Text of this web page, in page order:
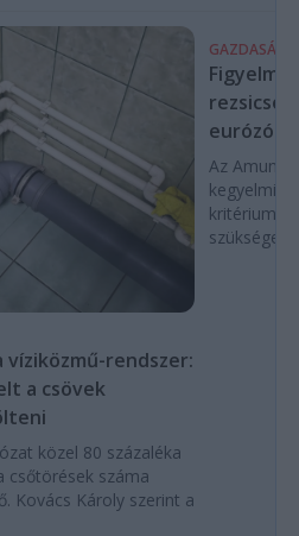
víziközmű-rendszer:
a csövek
közel 80 százaléka
csőtörések száma
Kovács Károly szerint a
GAZDASÁG
Az Amundi
kegyelmi